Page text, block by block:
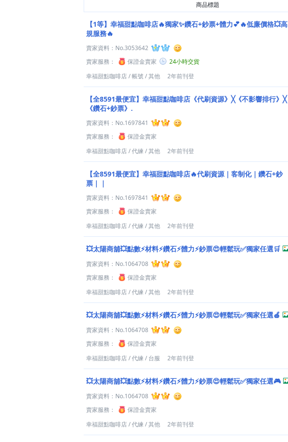
商品標題
【1等】幸福甜點咖啡店🔥獨家✨鑽石+鈔票+體力💕🔥低廉價格💥高
規服務🔥
賣家資料： No.3053642
賣家服務：
保證金賣家
24小時交貨
幸福甜點咖啡店/帳號/其他 2年前刊登
【全8591最便宜】幸福甜點咖啡店《代刷資源》╳《不影響排行》╳
《鑽石+鈔票》.
賣家資料： No.1697841
賣家服務：
保證金賣家
幸福甜點咖啡店/代練 /其他 2年前刊登
【全8591最便宜】幸福甜點咖啡店🔥代刷資源｜客制化｜鑽石+鈔
票｜｜
賣家資料： No.1697841
賣家服務：
保證金賣家
幸福甜點咖啡店/代練 /其他 2年前刊登
💥太陽商舖💥點數⚡材料⚡鑽石⚡體力⚡鈔票😍輕鬆玩✅獨家任選🛒
賣家資料： No.1064708
賣家服務：
保證金賣家
幸福甜點咖啡店/代練 /其他 2年前刊登
💥太陽商舖💥點數⚡材料⚡鑽石⚡體力⚡鈔票😍輕鬆玩✅獨家任選🍎
賣家資料： No.1064708
賣家服務：
保證金賣家
幸福甜點咖啡店/代練 / 台服 2年前刊登
💥太陽商舖💥點數⚡材料⚡鑽石⚡體力⚡鈔票😍輕鬆玩✅獨家任選🎮
賣家資料： No.1064708
賣家服務：
保證金賣家
幸福甜點咖啡店/代練 /其他 2年前刊登